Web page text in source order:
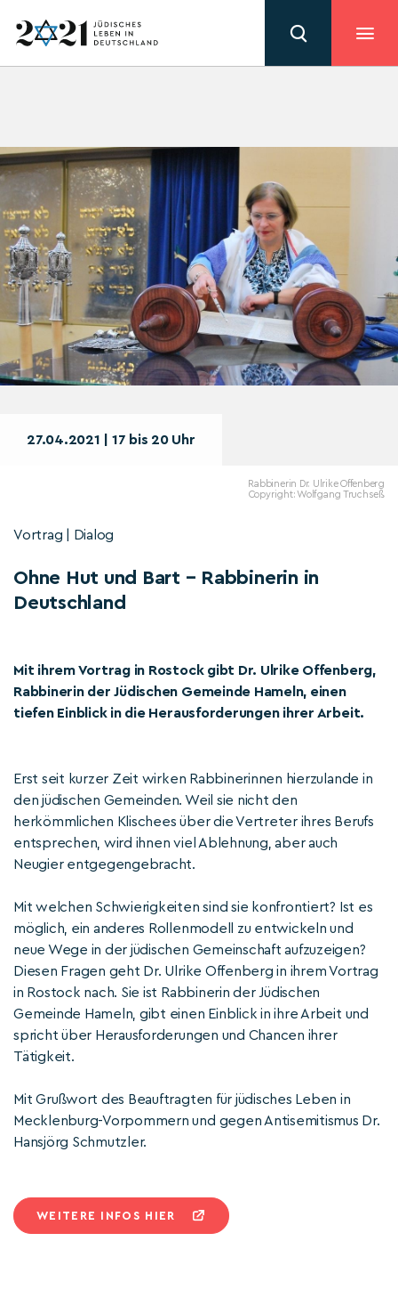
27.04.2021 | 17 bis 20 Uhr
Rabbinerin Dr. Ulrike Offenberg
Copyright: Wolfgang Truchseß
Vortrag | Dialog
Ohne Hut und Bart – Rabbinerin in
Deutschland
Mit ihrem Vortrag in Rostock gibt Dr. Ulrike Offenberg,
Rabbinerin der Jüdischen Gemeinde Hameln, einen
tiefen Einblick in die Herausforderungen ihrer Arbeit.
Erst seit kurzer Zeit wirken Rabbinerinnen hierzulande in
den jüdischen Gemeinden. Weil sie nicht den
herkömmlichen Klischees über die Vertreter ihres Berufs
entsprechen, wird ihnen viel Ablehnung, aber auch
Neugier entgegengebracht.
Mit welchen Schwierigkeiten sind sie konfrontiert? Ist es
möglich, ein anderes Rollenmodell zu entwickeln und
neue Wege in der jüdischen Gemeinschaft aufzuzeigen?
Diesen Fragen geht Dr. Ulrike Offenberg in ihrem Vortrag
in Rostock nach. Sie ist Rabbinerin der Jüdischen
Gemeinde Hameln, gibt einen Einblick in ihre Arbeit und
spricht über Herausforderungen und Chancen ihrer
Tätigkeit.
Mit Grußwort des Beauftragten für jüdisches Leben in
Mecklenburg-Vorpommern und gegen Antisemitismus Dr.
Hansjörg Schmutzler.
WEITERE INFOS HIER